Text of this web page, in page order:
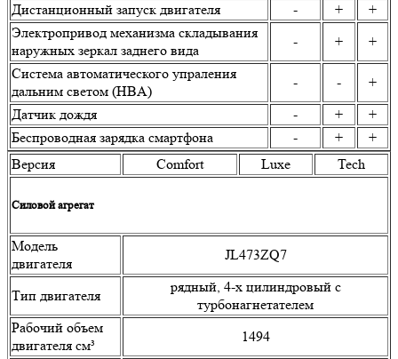
Дистанционный запуск двигателя
- +
+
Электропривод механизма складывания
наружных зеркал заднего вида
- +
+
Система автоматического упраления
дальним светом (HBA)
- -
+
Датчик дождя
- +
+
Беспроводная зарядка смартфона
- +
+
Версия
Comfort Luxe Tech
Силовой агрегат
Модель
двигателя
JL473ZQ7
Тип двигателя
рядный, 4-х цилиндровый с
турбонагнетателем
Рабочий объем
двигателя см³
1494